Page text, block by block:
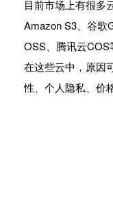
目前市场上有很多
Amazon S3、谷歌
OSS、腾讯云
在这些云中，原因
性、个人隐私、